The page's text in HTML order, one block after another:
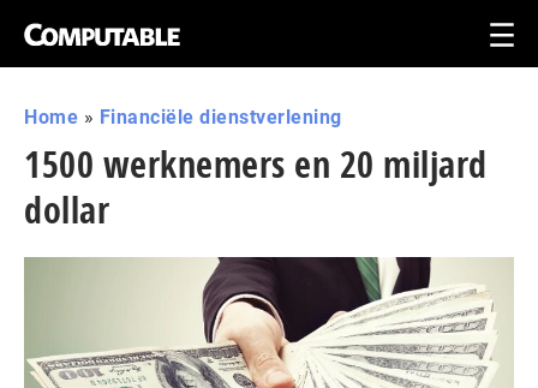
Home » Financiële dienstverlening
1500 werknemers en 20 miljard
dollar